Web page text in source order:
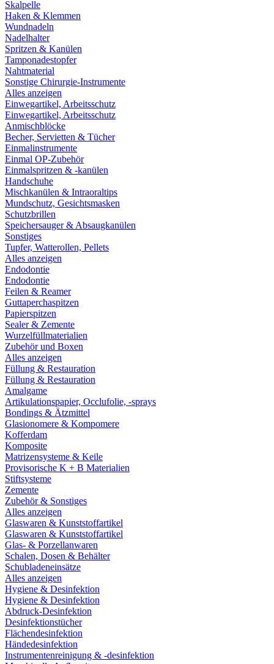
Skalpelle
Haken & Klemmen
Wundnadeln
Nadelhalter
Spritzen & Kanülen
Tamponadestopfer
Nahtmaterial
Sonstige Chirurgie-Instrumente
Alles anzeigen
Einwegartikel, Arbeitsschutz
Einwegartikel, Arbeitsschutz
Anmischblöcke
Becher, Servietten & Tücher
Einmalinstrumente
Einmal OP-Zubehör
Einmalspritzen & -kanülen
Handschuhe
Mischkanülen & Intraoraltips
Mundschutz, Gesichtsmasken
Schutzbrillen
Speichersauger & Absaugkanülen
Sonstiges
Tupfer, Watterollen, Pellets
Alles anzeigen
Endodontie
Endodontie
Feilen & Reamer
Guttaperchaspitzen
Papierspitzen
Sealer & Zemente
Wurzelfüllmaterialien
Zubehör und Boxen
Alles anzeigen
Füllung & Restauration
Füllung & Restauration
Amalgame
Artikulationspapier, Occlufolie, -sprays
Bondings & Ätzmittel
Glasionomere & Kompomere
Kofferdam
Komposite
Matrizensysteme & Keile
Provisorische K + B Materialien
Stiftsysteme
Zemente
Zubehör & Sonstiges
Alles anzeigen
Glaswaren & Kunststoffartikel
Glaswaren & Kunststoffartikel
Glas- & Porzellanwaren
Schalen, Dosen & Behälter
Schubladeneinsätze
Alles anzeigen
Hygiene & Desinfektion
Hygiene & Desinfektion
Abdruck-Desinfektion
Desinfektionstücher
Flächendesinfektion
Händedesinfektion
Instrumentenreinigung & -desinfektion